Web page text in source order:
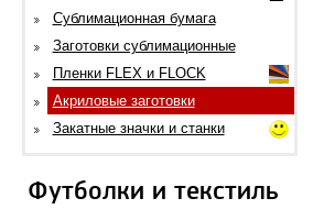
Сублимационная бумага
Заготовки сублимационные
Пленки FLEX и FLOCK
Акриловые заготовки
Закатные значки и станки
Футболки и текстиль